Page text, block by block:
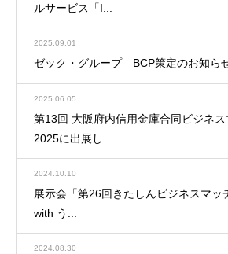
ルサービス「I...
2025.09.01
ゼック・グループ BCP策定のお知ら
2025.06.05
第13回 大阪府内信用金庫合同ビジネ
2025に出展し...
2024.10.10
展示会「第26回きたしんビジネスマッ
with う...
2024.08.30